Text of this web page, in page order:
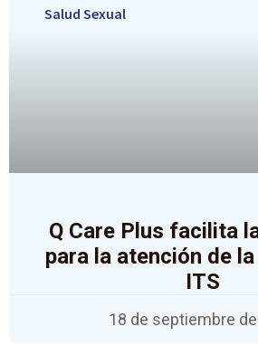
Salud Sexual
Q Care Plus facilita
para la atención de
ITS
18 de septiembre